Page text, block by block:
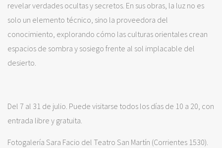
revelar verdades ocultas y secretos. En sus obras, la luz no es
solo un elemento técnico, sino la proveedora del
conocimiento, explorando cómo las culturas orientales crean
espacios de sombra y sosiego frente al sol implacable del
desierto.
Del 7 al 31 de julio. Puede visitarse todos los días de 10 a 20, con
entrada libre y gratuita.
Fotogalería Sara Facio del Teatro San Martín (Corrientes 1530).